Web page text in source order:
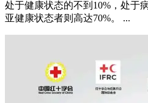
处于健康状态的不到10%，处于
亚健康状态者则高达70%。 ...